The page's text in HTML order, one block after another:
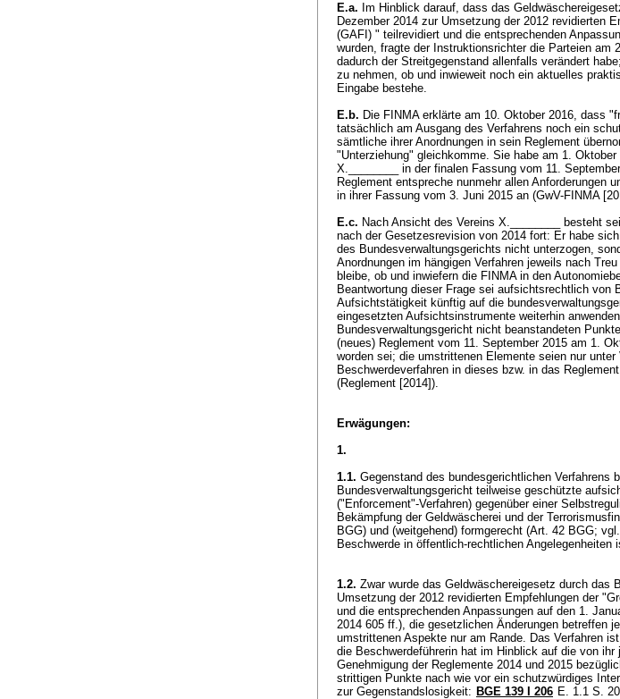
E.a. Im Hinblick darauf, dass das
Dezember 2014 zur Umsetzung der 2012 revidierten
(GAFI) " teilrevidiert und die entsprechenden
wurden, fragte der Instruktionsrichter die Parteien am
dadurch der Streitgegenstand allenfalls verändert
zu nehmen, ob und inwieweit noch ein aktuelles
Eingabe bestehe.
E.b. Die FINMA erklärte am 10. Oktober 2016, dass
tatsächlich am Ausgang des Verfahrens noch ein
sämtliche ihrer Anordnungen in sein Reglement
"Unterziehung" gleichkomme. Sie habe am 1.
X.________ in der finalen Fassung vom 11.
Reglement entspreche nunmehr allen Anforderungen
in ihrer Fassung vom 3. Juni 2015 an (GwV-FINMA
E.c. Nach Ansicht des Vereins X.________ besteht
nach der Gesetzesrevision von 2014 fort: Er habe
des Bundesverwaltungsgerichts nicht unterzogen,
Anordnungen im hängigen Verfahren jeweils nach
bleibe, ob und inwiefern die FINMA in den
Beantwortung dieser Frage sei aufsichtsrechtlich von
Aufsichtstätigkeit künftig auf die
eingesetzten Aufsichtsinstrumente weiterhin
Bundesverwaltungsgericht nicht beanstandeten
(neues) Reglement vom 11. September 2015 am 1.
worden sei; die umstrittenen Elemente seien nur unter
Beschwerdeverfahren in dieses bzw. in das
(Reglement [2014]).
Erwägungen:
1.
1.1. Gegenstand des bundesgerichtlichen Verfahrens
Bundesverwaltungsgericht teilweise geschützte
("Enforcement"-Verfahren) gegenüber einer
Bekämpfung der Geldwäscherei und der
BGG) und (weitgehend) formgerecht (Art. 42 BGG;
Beschwerde in öffentlich-rechtlichen Angelegenheiten
1.2. Zwar wurde das Geldwäschereigesetz durch das
Umsetzung der 2012 revidierten Empfehlungen der
und die entsprechenden Anpassungen auf den 1.
2014 605 ff.), die gesetzlichen Änderungen betreffen
umstrittenen Aspekte nur am Rande. Das Verfahren
die Beschwerdeführerin hat im Hinblick auf die von ihr
Genehmigung der Reglemente 2014 und 2015
strittigen Punkte nach wie vor ein schutzwürdiges
zur Gegenstandslosigkeit: BGE 139 I 206 E. 1.1 S.